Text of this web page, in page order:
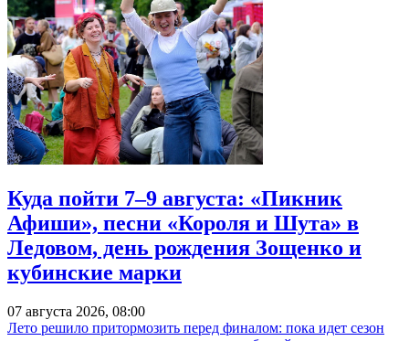
Куда пойти 7–9 августа: «Пикник
Афиши», песни «Короля и Шута» в
Ледовом, день рождения Зощенко и
кубинские марки
07 августа 2026, 08:00
Лето решило притормозить перед финалом: пока идет сезон